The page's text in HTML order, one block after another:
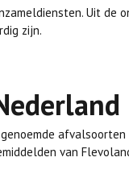
Uit
zijn.
van